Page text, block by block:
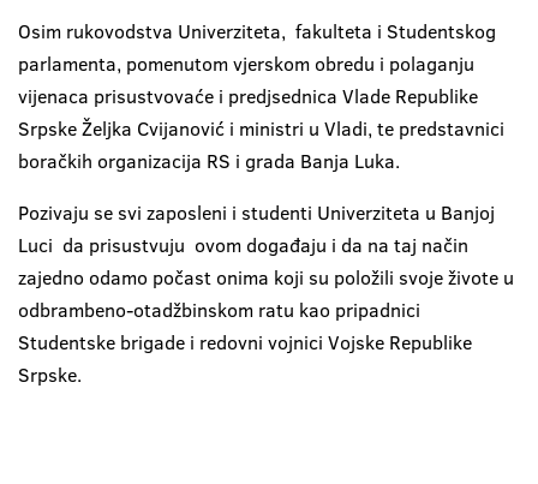
Osim rukovodstva Univerziteta, fakulteta i Studentskog
parlamenta, pomenutom vjerskom obredu i polaganju
vijenaca prisustvovaće i predjsednica Vlade Republike
Srpske Željka Cvijanović i ministri u Vladi, te predstavnici
boračkih organizacija RS i grada Banja Luka.
Pozivaju se svi zaposleni i studenti Univerziteta u Banjoj
Luci da prisustvuju ovom događaju i da na taj način
zajedno odamo počast onima koji su položili svoje živote u
odbrambeno-otadžbinskom ratu kao pripadnici
Studentske brigade i redovni vojnici Vojske Republike
Srpske.